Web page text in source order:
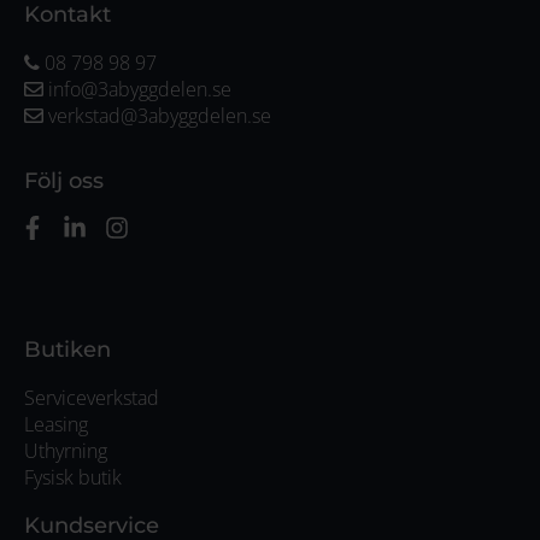
Kontakt
08 798 98 97
info@3abyggdelen.se
verkstad@3abyggdelen.se
Följ oss
Butiken
Serviceverkstad
Leasing
Uthyrning
Fysisk butik
Kundservice